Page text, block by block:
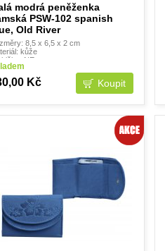
modrá peněženka
PSW-102 spanish
Old River
8,5 x 6,5 x 2 cm
kůže
NE
Kč